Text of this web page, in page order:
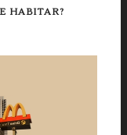
HABITAR?